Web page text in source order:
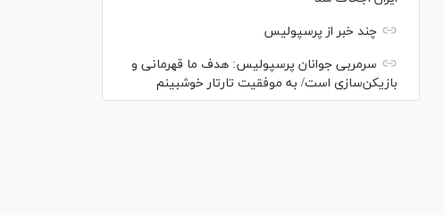
چند خبر از پرسپولیس
سرمربی جوانان پرسپولیس: هدف ما قهرمانی و
بازیکن‌سازی است/ به موفقیت تارتار خوشبینم